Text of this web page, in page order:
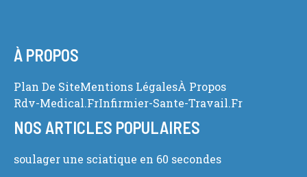
À PROPOS
Plan De SiteMentions LégalesÀ Propos
Rdv-Medical.frInfirmier-Sante-Travail.fr
NOS ARTICLES POPULAIRES
soulager une sciatique en 60 secondes